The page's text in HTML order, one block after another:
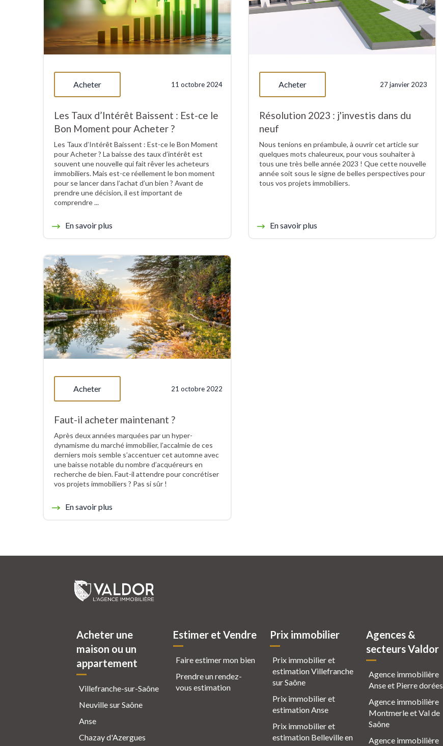
Acheter 11 octobre 2024
Les Taux d’Intérêt Baissent : Est-ce le
Bon Moment pour Acheter ?
Les Taux d’Intérêt Baissent : Est-ce le Bon Moment
pour Acheter ? La baisse des taux d’intérêt est
souvent une nouvelle qui fait rêver les acheteurs
immobiliers. Mais est-ce réellement le bon moment
pour se lancer dans l’achat d’un bien ? Avant de
prendre une décision, il est important de
comprendre ...
En savoir plus
Acheter 27 janvier 2023
Résolution 2023 : j'investis dans du
neuf
Nous tenions en préambule, à ouvrir cet article sur
quelques mots chaleureux, pour vous souhaiter à
tous une très belle année 2023 ! Que cette nouvelle
année soit sous le signe de belles perspectives pour
tous vos projets immobiliers.
En savoir plus
Acheter 21 octobre 2022
Faut-il acheter maintenant ?
Après deux années marquées par un hyper-
dynamisme du marché immobilier, l’accalmie de ces
derniers mois semble s’accentuer cet automne avec
une baisse notable du nombre d’acquéreurs en
recherche de bien. Faut-il attendre pour concrétiser
vos projets immobiliers ? Pas si sûr !
En savoir plus
Acheter une
maison ou un
appartement
Villefranche-sur-Saône
Neuville sur Saône
Anse
Chazay d'Azergues
Estimer et Vendre
Faire estimer mon bien
Prendre un rendez-
vous estimation
Prix immobilier
Prix immobilier et
estimation Villefranche
sur Saône
Prix immobilier et
estimation Anse
Prix immobilier et
estimation Belleville en
Agences &
secteurs Valdor
Agence immobilière
Anse et Pierre dorées
Agence immobilière
Montmerle et Val de
Saône
Agence immobilière